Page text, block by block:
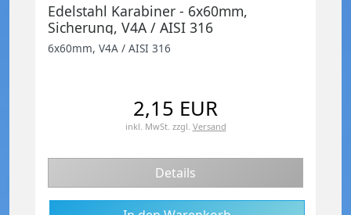
Edelstahl Karabiner - 6x60mm,
Sicherung, V4A / AISI 316
6x60mm, V4A / AISI 316
2,15 EUR
inkl. MwSt. zzgl. Versand
Details